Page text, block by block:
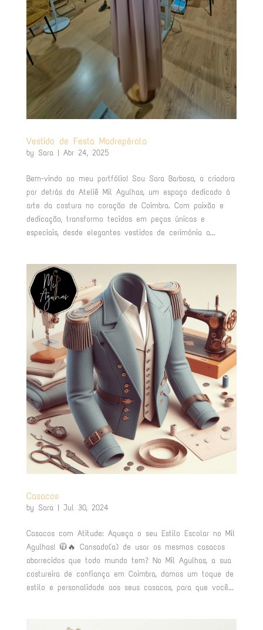
Vestido de Festa Madrepérola
by Sara| Abr 24, 2025
Bem-vindo ao meu portfólio! Sou Sara Barbosa, a criadora
por detrás do Ateliê Mil Agulhas, um espaço dedicado à
arte da costura no coração de Coimbra. Com paixão e
dedicação, transformo tecidos em peças únicas e
especiais, desde elegantes vestidos de cerimónia a...
Casacos
by Sara| Jul 30, 2024
Casacos com Atitude: Aqueça o seu Estilo Escolar no Mil
Agulhas! 🧥🔥 Cansado(a) de usar os mesmos casacos
aborrecidos que todo mundo tem? No Mil Agulhas, a sua
costureira de confiança em Coimbra, damos um toque de
estilo e personalidade aos seus casacos, para que você...